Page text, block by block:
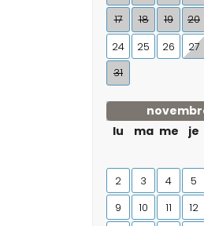
17
18 19 20
24
25 26 27
31
lu
ma me je
2
3 4 5
9
10 11 12